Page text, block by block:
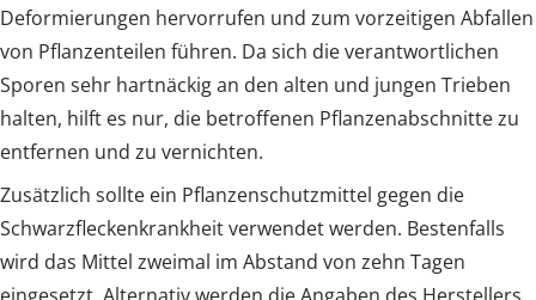
Deformierungen hervorrufen und zum vorzeitigen Abfallen
von Pflanzenteilen führen. Da sich die verantwortlichen
Sporen sehr hartnäckig an den alten und jungen Trieben
halten, hilft es nur, die betroffenen Pflanzenabschnitte zu
entfernen und zu vernichten.
Zusätzlich sollte ein Pflanzenschutzmittel gegen die
Schwarzfleckenkrankheit verwendet werden. Bestenfalls
wird das Mittel zweimal im Abstand von zehn Tagen